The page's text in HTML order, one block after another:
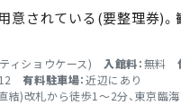
意されている(要整理券)。
ィショウケース) 入館料：無料
有料駐車場：近辺にあり
結)改札から徒歩1～2分、東京臨